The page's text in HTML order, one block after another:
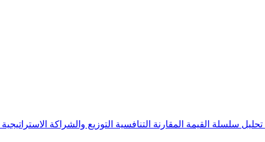
تحليل سلسلة القيمة المقارنة التنافسية التوزيع والشراكة الاستراتيجية